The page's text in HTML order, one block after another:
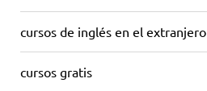
cursos de inglés en el extranjero
cursos gratis